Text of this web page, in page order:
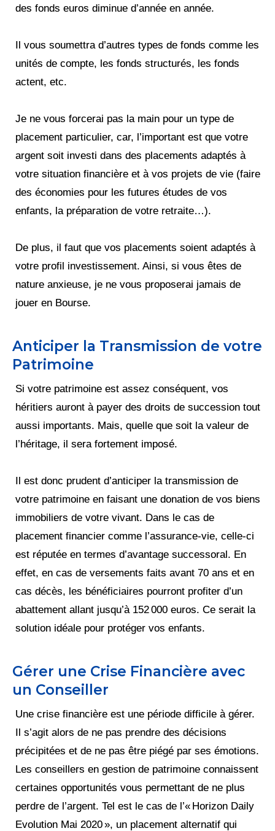
des fonds euros diminue d’année en année.
Il vous soumettra d’autres types de fonds comme les
unités de compte, les fonds structurés, les fonds
actent, etc.
Je ne vous forcerai pas la main pour un type de
placement particulier, car, l’important est que votre
argent soit investi dans des placements adaptés à
votre situation financière et à vos projets de vie (faire
des économies pour les futures études de vos
enfants, la préparation de votre retraite…).
De plus, il faut que vos placements soient adaptés à
votre profil investissement. Ainsi, si vous êtes de
nature anxieuse, je ne vous proposerai jamais de
jouer en Bourse.
Anticiper la Transmission de votre
Patrimoine
Si votre patrimoine est assez conséquent, vos
héritiers auront à payer des droits de succession tout
aussi importants. Mais, quelle que soit la valeur de
l’héritage, il sera fortement imposé.
Il est donc prudent d’anticiper la transmission de
votre patrimoine en faisant une donation de vos biens
immobiliers de votre vivant. Dans le cas de
placement financier comme l’assurance-vie, celle-ci
est réputée en termes d’avantage successoral. En
effet, en cas de versements faits avant 70 ans et en
cas décès, les bénéficiaires pourront profiter d’un
abattement allant jusqu’à 152 000 euros. Ce serait la
solution idéale pour protéger vos enfants.
Gérer une Crise Financière avec
un Conseiller
Une crise financière est une période difficile à gérer.
Il s’agit alors de ne pas prendre des décisions
précipitées et de ne pas être piégé par ses émotions.
Les conseillers en gestion de patrimoine connaissent
certaines opportunités vous permettant de ne plus
perdre de l’argent. Tel est le cas de l’« Horizon Daily
Evolution Mai 2020 », un placement alternatif qui